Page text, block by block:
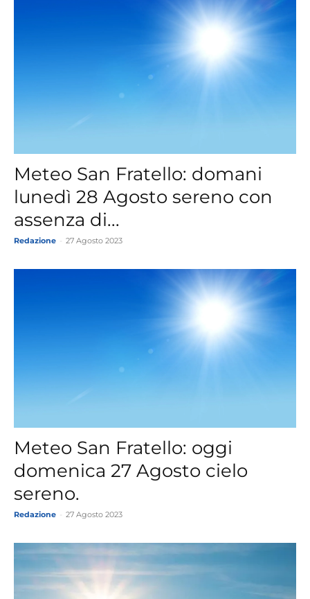
Meteo San Fratello: domani
lunedì 28 Agosto sereno con
assenza di...
Redazione 27 Agosto 2023
Meteo San Fratello: oggi
domenica 27 Agosto cielo
sereno.
Redazione 27 Agosto 2023